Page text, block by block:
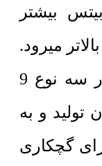
بیشتر
میرود.
همچنین رابیتس در ایران در سه نوع 9
و 13 ستون تولید و به
گچکاری